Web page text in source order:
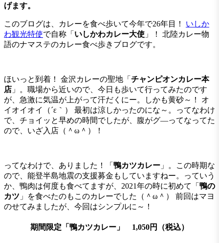
げます。
このブログは、カレーを食べ歩いて今年で26年目！ いしか
わ観光特使で自称「 いしかわカレー大使 」！ 北陸カレー物
語のナマステのカレー食べ歩きブログです。
ほいっと到着！ 金沢カレーの聖地「 チャンピオンカレー本
店 」。職場から近いので、今日も歩いて行ってみたのです
が、急激に気温が上がって汗だくにー。しかも黄砂～！ オ
イオイオイ（´ε｀） 最初は涼しかったのにな～。ってなわけ
で、チョイッと早めの時間でしたが、腹がグ―ってなってた
ので、いざ入店（＾ω＾）！
ってなわけで、ありました！「 鴨カツカレー 」。この時期な
ので、能登半島地震の支援募金もしていますねー。っていう
か、鴨肉は何度も食べてますが、2021年の時に初めて「 鴨の
カツ 」を食べたのもこのカレーでした（＾ω＾） 前回はマヨ
のせてみましたが、今回はシンプルに～！
期間限定「 鴨カツカレー 」 1,050円（税込）